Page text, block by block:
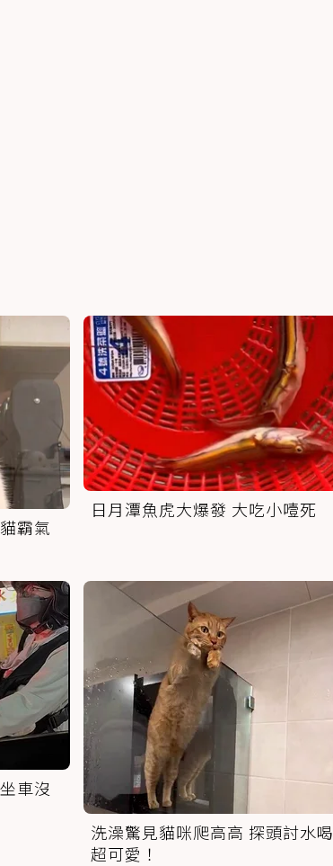
霸氣
日月潭魚虎大爆發 大吃小噎死
車沒
洗澡驚見貓咪爬高高 探頭討水喝
超可愛！